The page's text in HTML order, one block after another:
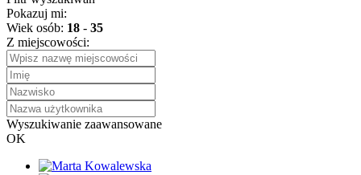
Pokazuj mi:
Wiek osób: 18 - 35
Z miejscowości:
Wyszukiwanie zaawansowane
OK